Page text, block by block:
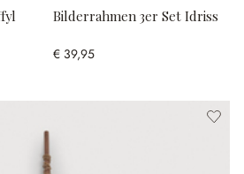
Bilderrahmen 3er Set Idriss
€ 39,95